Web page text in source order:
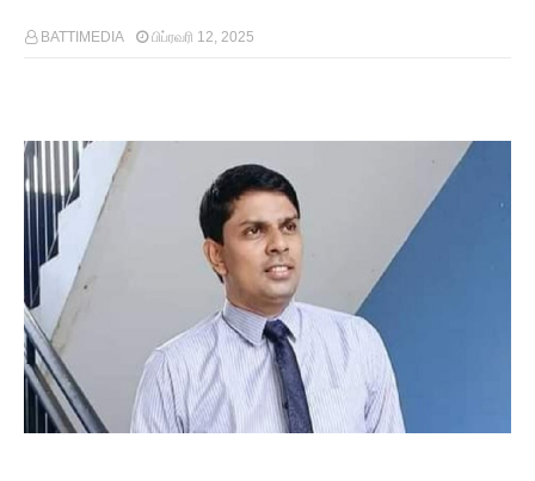
BATTIMEDIA பிப்ரவரி 12, 2025